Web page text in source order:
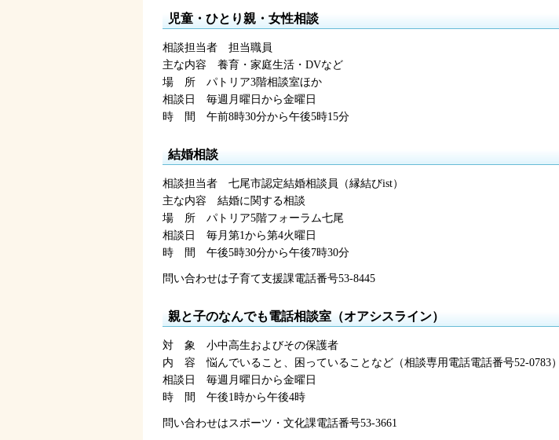
児童・ひとり親・女性相談
相談担当者 担 当職員
主な内容
養育・家庭生活・DVなど
場
所 パ トリア3階相談室ほか
相談日
毎週月曜日から金曜日
時
間 午前8時30分から午後5時15分
結婚相談
相談担当者 七尾市認定結婚相談員（縁結びist）
主な内容
結婚に関する相談
場
所 パ トリア5階フォーラム七尾
相談日
毎 月第1から第4火曜日
時
間 午後5時30分から午後7時30分
問い合わせは子育て支援課電話番号53-8445
親と子のなんでも電話相談室（オアシスライン）
対 象 小中高生およびその保護者
内
容 悩 んでいること、困っていることなど（相談専用電話電話番号52-0783）
相談日
毎週月曜日から金曜日
時
間 午後1時から午後4時
問い合わせはスポーツ・文化課電話番号53-3661